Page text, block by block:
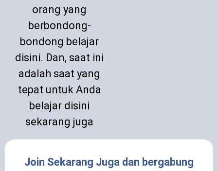
orang yang
berbondong-
bondong belajar
disini. Dan, saat ini
adalah saat yang
tepat untuk Anda
belajar disini
sekarang juga
Join Sekarang Juga dan bergabung